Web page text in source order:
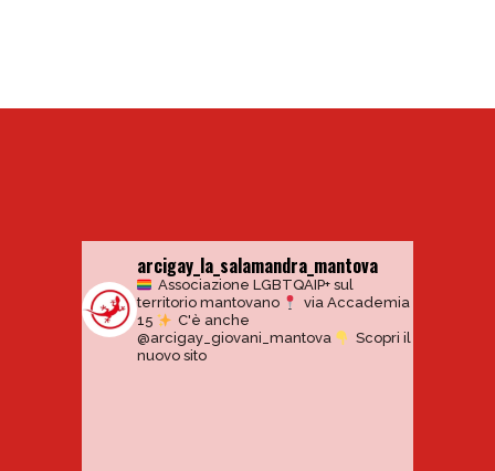
arcigay_la_salamandra_mantova
Associazione LGBTQAIP+ sul
territorio mantovano
via Accademia
15
C'è anche
@arcigay_giovani_mantova
Scopri il
nuovo sito